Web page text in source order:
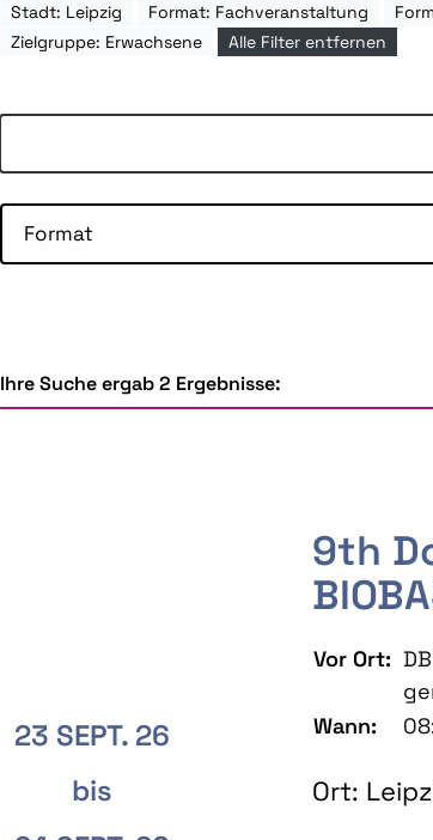
Stadt: Leipzig Format: Fachveranstaltung
Zielgruppe: Erwachsene
Alle Filter entfernen
Format
Ihre Suche ergab 2 Ergebnisse:
23 SEPT. 26
bis
9th
Vor Ort:
Wann:
Ort: